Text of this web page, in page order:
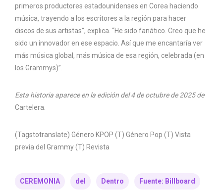
primeros productores estadounidenses en Corea haciendo
música, trayendo a los escritores a la región para hacer
discos de sus artistas”, explica. “He sido fanático. Creo que he
sido un innovador en ese espacio. Así que me encantaría ver
más música global, más música de esa región, celebrada (en
los Grammys)”.
Esta historia aparece en la edición del 4 de octubre de 2025 de
Cartelera.
(Tagstotranslate) Género KPOP (T) Género Pop (T) Vista
previa del Grammy (T) Revista
CEREMONIA del Dentro Fuente: Billboard